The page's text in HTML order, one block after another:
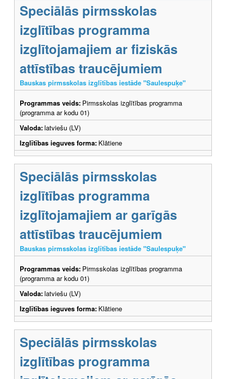
Speciālās pirmsskolas
izglītības programma
izglītojamajiem ar fiziskās
attīstības traucējumiem
Bauskas pirmsskolas izglītības iestāde "Saulespuķe"
Programmas veids: Pirmsskolas izglītības programma
(programma ar kodu 01)
Valoda:latviešu (LV)
Izglītības ieguves forma: Klātiene
Speciālās pirmsskolas
izglītības programma
izglītojamajiem ar garīgās
attīstības traucējumiem
Bauskas pirmsskolas izglītības iestāde "Saulespuķe"
Programmas veids: Pirmsskolas izglītības programma
(programma ar kodu 01)
Valoda:latviešu (LV)
Izglītības ieguves forma: Klātiene
Speciālās pirmsskolas
izglītības programma